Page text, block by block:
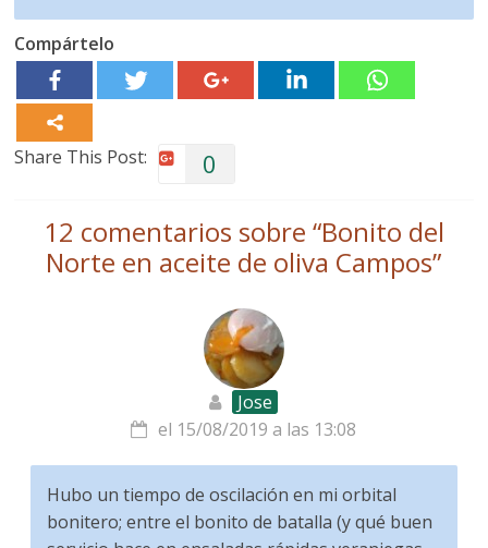
Compártelo
Share This Post: 0
12 comentarios sobre “Bonito del
Norte en aceite de oliva Campos”
Jose
el 15/08/2019 a las 13:08
Hubo un tiempo de oscilación en mi orbital
bonitero; entre el bonito de batalla (y qué buen